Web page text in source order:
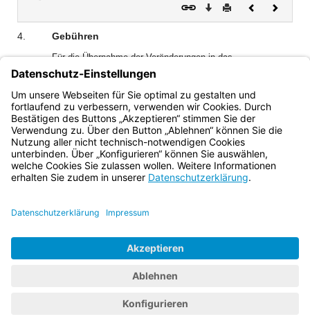
Download
DruckenVorheriges
4. Gebühren
Für die Übernahme der Veränderungen in das
Liegenschaftskataster und die Fertigung oder Änderung der
Veränderungsnachweise und der Auszüge für den
Amtsgebrauch im Falle von Nummern 3.1 und 3.3 werden
Gebühren nicht erhoben.
Bayern.de
BayernPortal
Impressum